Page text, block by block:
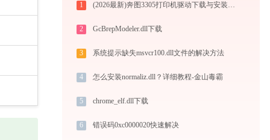
1 (2026最新)奔图3305打印机驱动下载与安装教程：新手也能轻松搞定
2 GcBrepModeler.dll下载
3 系统提示缺失msvcr100.dll文件的解决方法
4 怎么安装normaliz.dll？详细教程-金山毒霸
5 chrome_elf.dll下载
6 错误码0xc0000020快速解决